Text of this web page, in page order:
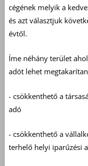
cégének melyik a
és azt választjuk
évtől.
Íme néhány terület ahol
adót lehet
- csökkenthető a
adó
- csökkenthető a
terhelő helyi iparűzési